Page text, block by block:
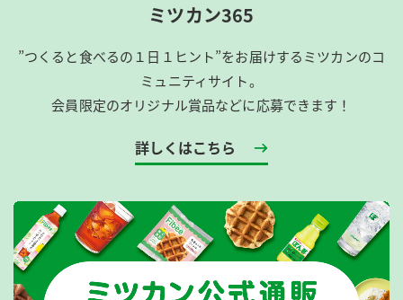
ミツカン365
”つくると食べるの１日１ヒント”をお届けするミツカンのコ
ミュニティサイト。
会員限定のオリジナル賞品などに応募できます！
詳しくはこちら